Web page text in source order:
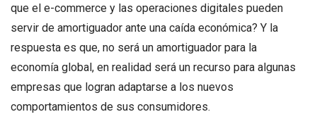
que el e-commerce y las operaciones digitales pueden
servir de amortiguador ante una caída económica? Y la
respuesta es que, no será un amortiguador para la
economía global, en realidad será un recurso para algunas
empresas que logran adaptarse a los nuevos
comportamientos de sus consumidores.